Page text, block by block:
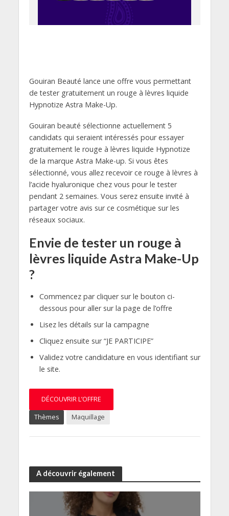
Gouiran Beauté lance une offre vous permettant
de tester gratuitement un rouge à lèvres liquide
Hypnotize Astra Make-Up.
Gouiran beauté sélectionne actuellement 5
candidats qui seraient intéressés pour essayer
gratuitement le rouge à lèvres liquide Hypnotize
de la marque Astra Make-up. Si vous êtes
sélectionné, vous allez recevoir ce rouge à lèvres à
l’acide hyaluronique chez vous pour le tester
pendant 2 semaines. Vous serez ensuite invité à
partager votre avis sur ce cosmétique sur les
réseaux sociaux.
Envie de tester un rouge à
lèvres liquide Astra Make-Up
?
Commencez par cliquer sur le bouton ci-
dessous pour aller sur la page de l’offre
Lisez les détails sur la campagne
Cliquez ensuite sur “JE PARTICIPE”
Validez votre candidature en vous identifiant sur
le site.
DÉCOUVRIR L’OFFRE
Thèmes Maquillage
A découvrir également